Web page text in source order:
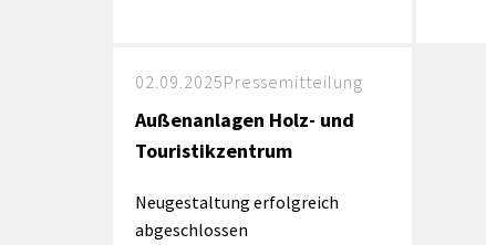
02.09.2025Pressemitteilung
Außenanlagen Holz- und
Touristikzentrum
Neugestaltung erfolgreich
abgeschlossen